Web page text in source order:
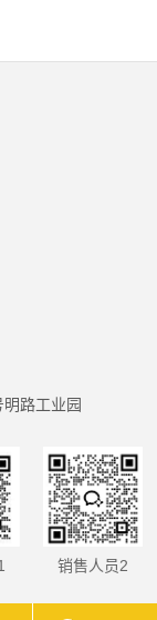
明路工业园
销售人员2